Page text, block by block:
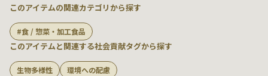
このアイテムの関連カテゴリから探す
食 / 惣菜・加工食品
このアイテムと関連する社会貢献タグから探す
生物多様性 環境への配慮